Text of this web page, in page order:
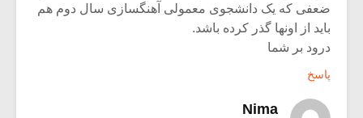
ضعفی که یک دانشجوی معمولی آهنگسازی سال دوم هم
باید از اونها گذر کرده باشد.
درود بر شما
پاسخ
Nima